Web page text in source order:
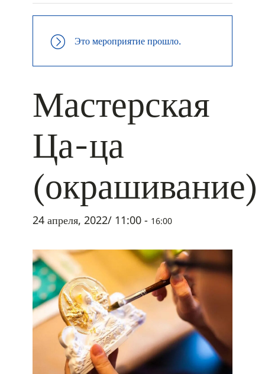
Это мероприятие прошло.
Мастерская
Ца-ца
(окрашивание)
24 апреля, 2022/ 11:00 - 16:00